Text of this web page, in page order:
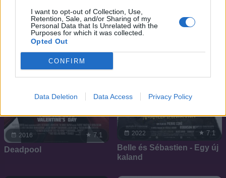
I want to opt-out of Collection, Use,
Retention, Sale, and/or Sharing of my
Personal Data that Is Unrelated with the
Purposes for which it was collected.
Opted Out
CONFIRM
Data Deletion Data Access Privacy Policy
2016 7.1
Deadpool
2022 7.1
Belle és Sébastien - Egy új
kaland